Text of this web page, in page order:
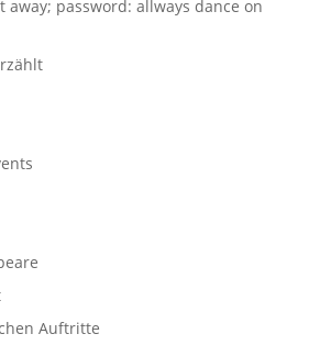
away; password: allways dance on
Auftritte